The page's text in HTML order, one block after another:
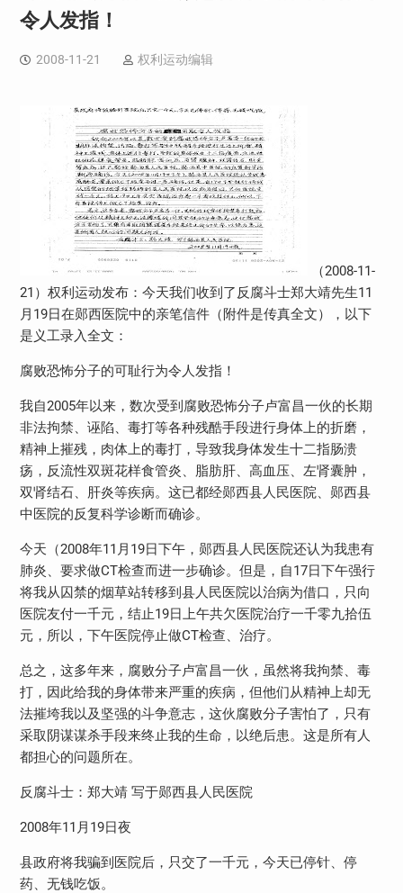
令人发指！
2008-11-21 权利运动编辑
（2008-11-
21）权利运动发布：今天我们收到了反腐斗士郑大靖先生11
月19日在郧西医院中的亲笔信件（附件是传真全文），以下
是义工录入全文：
腐败恐怖分子的可耻行为令人发指！
我自2005年以来，数次受到腐败恐怖分子卢富昌一伙的长期
非法拘禁、诬陷、毒打等各种残酷手段进行身体上的折磨，
精神上摧残，肉体上的毒打，导致我身体发生十二指肠溃
疡，反流性双斑花样食管炎、脂肪肝、高血压、左肾囊肿，
双肾结石、肝炎等疾病。这已都经郧西县人民医院、郧西县
中医院的反复科学诊断而确诊。
今天（2008年11月19日下午，郧西县人民医院还认为我患有
肺炎、要求做CT检查而进一步确诊。但是，自17日下午强行
将我从囚禁的烟草站转移到县人民医院以治病为借口，只向
医院友付一千元，结止19日上午共欠医院治疗一千零九拾伍
元，所以，下午医院停止做CT检查、治疗。
总之，这多年来，腐败分子卢富昌一伙，虽然将我拘禁、毒
打，因此给我的身体带来严重的疾病，但他们从精神上却无
法摧垮我以及坚强的斗争意志，这伙腐败分子害怕了，只有
采取阴谋谋杀手段来终止我的生命，以绝后患。这是所有人
都担心的问题所在。
反腐斗士：郑大靖 写于郧西县人民医院
2008年11月19日夜
县政府将我骗到医院后，只交了一千元，今天已停针、停
药、无钱吃饭。